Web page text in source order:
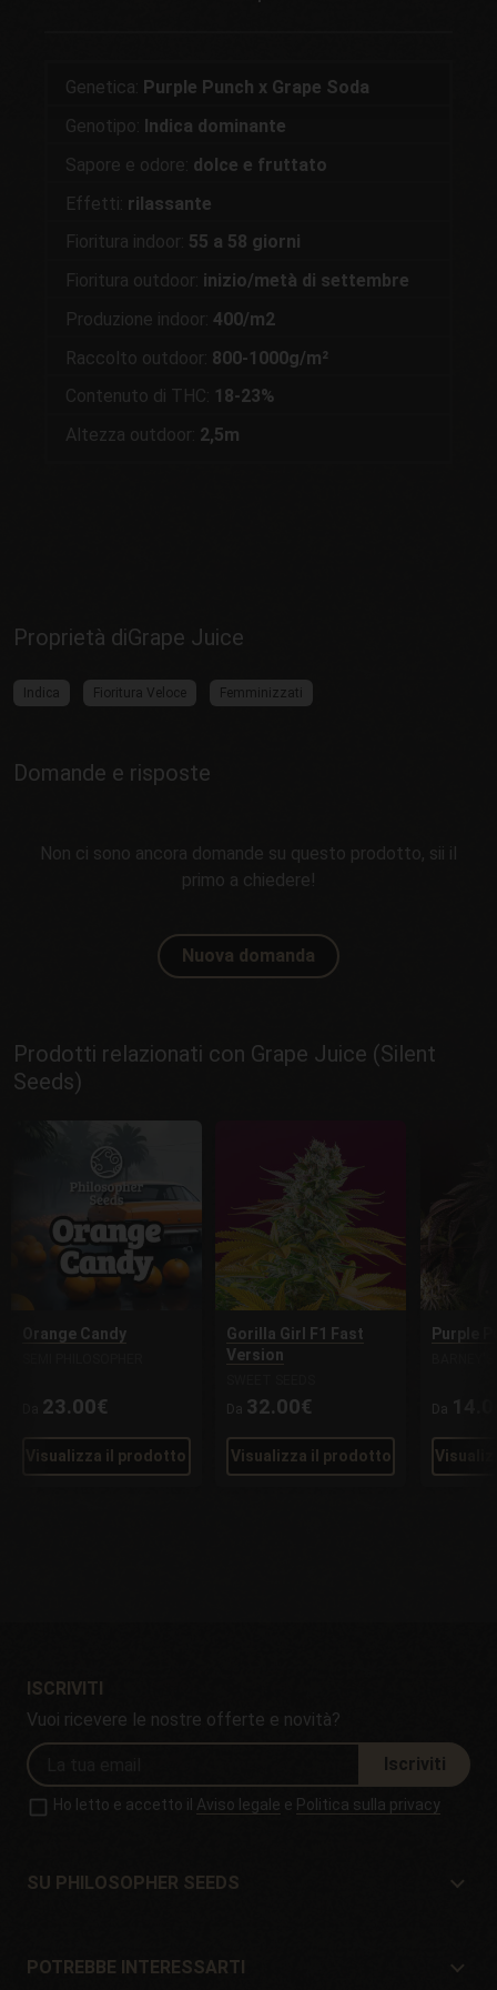
Genetica: Purple Punch x Grape Soda
Genotipo: Indica dominante
Sapore e odore: dolce e fruttato
Effetti: rilassante
Fioritura indoor: 55 a 58 giorni
Fioritura outdoor: inizio/metà di settembre
Produzione indoor: 400/m2
Raccolto outdoor: 800-1000g/m²
Contenuto di THC: 18-23%
Altezza outdoor: 2,5m
Proprietà diGrape Juice
Indica Fioritura Veloce Femminizzati
Domande e risposte
Non ci sono ancora domande su questo prodotto, sii il
primo a chiedere!
Nuova domanda
Prodotti relazionati con Grape Juice (Silent
Seeds)
Orange Candy
23.00€
Visualizza il prodotto
Gorilla Girl F1 Fast
Version
32.00€
Visualizza il prodotto
Purple
ISCRIVITI
Vuoi ricevere le nostre offerte e novità?
Iscriviti
Ho letto e accetto il Aviso legale e Politica sulla privacy
SU PHILOSOPHER SEEDS
Situazione e contatto
POTREBBE INTERESSARTI